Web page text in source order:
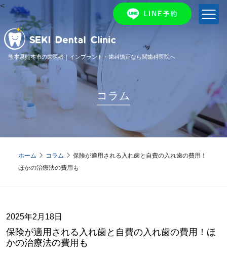
熊本県熊本市の歯医者｜インプラント・歯科矯正なら関歯科医院へ
コラム
<
ホーム コラム
保険が適用される入れ歯と自費の入れ歯の費用！
ほかの治療法の費用も
2025年2月18日
保険が適用される入れ歯と自費の入れ歯の費用！ほ
かの治療法の費用も